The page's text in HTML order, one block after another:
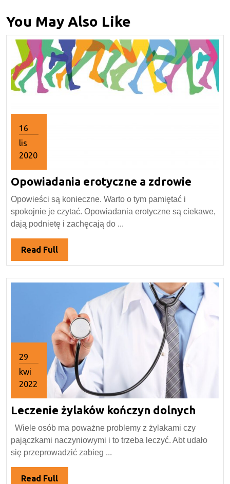
You May Also Like
16
lis
2020
listopada
Opowiadania erotyczne a zdrowie
a
Opowieści są konieczne. Warto o tym pamiętać i
spokojnie je czytać. Opowiadania erotyczne są ciekawe,
dają podnietę i zachęcają do ...
Read FullRead
Full
29
kwi
2022
kwietnia
Leczenie żylaków kończyn dolnych
Wiele osób ma poważne problemy z żylakami czy
pajączkami naczyniowymi i to trzeba leczyć. Abt udało
się przeprowadzić zabieg ...
Read FullRead